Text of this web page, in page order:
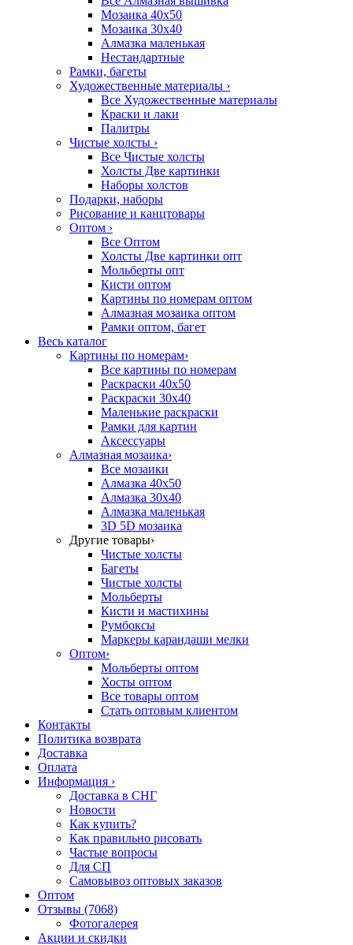
Мозаика 40x50
Мозаика 30x40
Алмазка маленькая
Нестандартные
Рамки, багеты
Художественные материалы ›
Все Художественные материалы
Краски и лаки
Палитры
Чистые холсты ›
Все Чистые холсты
Холсты Две картинки
Наборы холстов
Подарки, наборы
Рисование и канцтовары
Оптом ›
Все Оптом
Холсты Две картинки опт
Мольберты опт
Кисти оптом
Картины по номерам оптом
Алмазная мозаика оптом
Рамки оптом, багет
Весь каталог
Картины по номерам›
Все картины по номерам
Раскраски 40х50
Раскраски 30х40
Маленькие раскраски
Рамки для картин
Аксессуары
Алмазная мозаика›
Все мозаики
Алмазка 40х50
Алмазка 30х40
Алмазка маленькая
3D 5D мозаика
Другие товары›
Чистые холсты
Багеты
Чистые холсты
Мольберты
Кисти и мастихины
Румбоксы
Маркеры карандаши мелки
Оптом›
Мольберты оптом
Хосты оптом
Все товары оптом
Стать оптовым клиентом
Контакты
Политика возврата
Доставка
Оплата
Информация ›
Доставка в СНГ
Новости
Как купить?
Как правильно рисовать
Частые вопросы
Для СП
Самовывоз оптовых заказов
Оптом
Отзывы (7068)
Фотогалерея
Акции и скидки